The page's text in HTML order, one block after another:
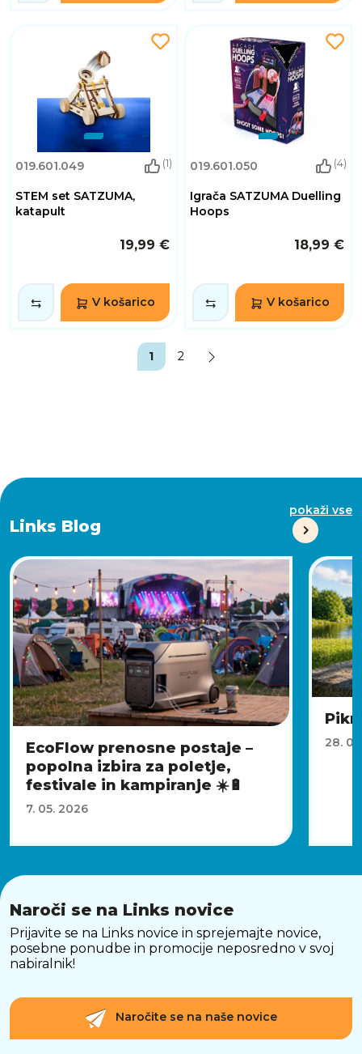
019.601.049 (1)
STEM set SATZUMA,
katapult
19,99 €
V košarico
019.601.050 (4)
Igrača SATZUMA Duelling
Hoops
18,99 €
V košarico
1 2
Links Blog
pokaži vse
EcoFlow prenosne postaje –
popolna izbira za poletje,
festivale in kampiranje ☀️🔋
7. 05. 2026
28.
Naroči se na Links novice
Prijavite se na Links novice in sprejemajte novice,
posebne ponudbe in promocije neposredno v svoj
nabiralnik!
Naročite se na naše novice